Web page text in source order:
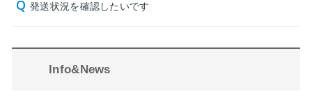
発送状況を確認したいです
Info&News